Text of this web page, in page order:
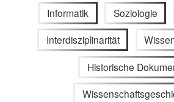
Informatik Soziologie
Interdisziplinarität
Historische